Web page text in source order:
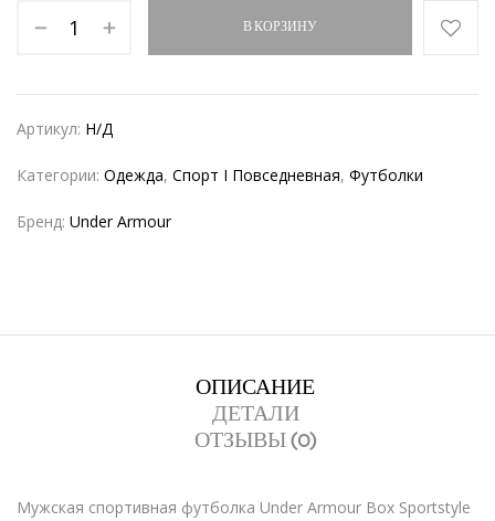
В КОРЗИНУ
Артикул: Н/Д
Категории: Одежда, Спорт I Повседневная, Футболки
Бренд: Under Armour
ОПИСАНИЕ
ДЕТАЛИ
ОТЗЫВЫ (0)
Мужская спортивная футболка Under Armour Box Sportstyle